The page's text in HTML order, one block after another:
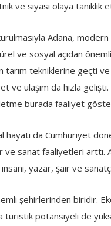
ve siyasi olaya tanıklık
Adana,
ve sosyal açıdan
tarım tekniklerine geçti
ve ulaşım da hızla
burada faaliyet
hayatı da Cumhuriyet
ve sanat faaliyetleri
yazar, şair ve
şehirlerinden biridir.
turistik potansiyeli de